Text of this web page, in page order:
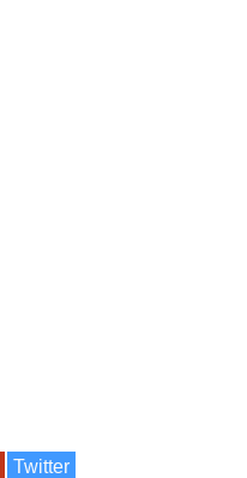
Twitter